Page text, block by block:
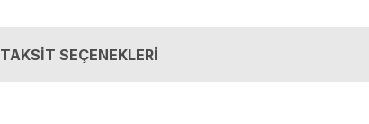
TAKSİT SEÇENEKLERİ